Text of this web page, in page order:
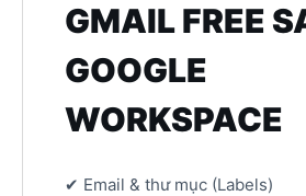
GMAIL FREE
GOOGLE
WORKSPACE
✔ Email & thư mục (Labels)